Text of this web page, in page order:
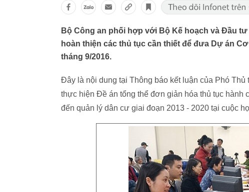
Bộ Công an phối hợp với Bộ Kế hoạch và Đầu
hoàn thiện các thủ tục cần thiết để đưa Dự án
tháng 9/2016.
Đây là nội dung tại Thông báo kết luận của Phó
thực hiện Đề án tổng thể đơn giản hóa thủ tục
đến quản lý dân cư giai đoạn 2013 - 2020 tại cuộc